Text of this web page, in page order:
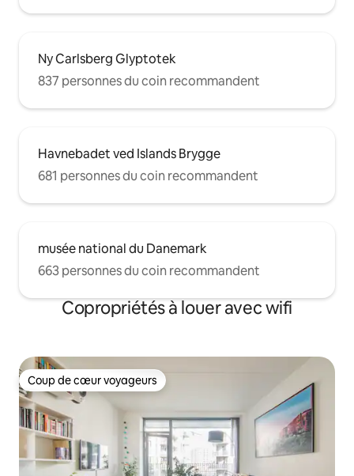
Ny Carlsberg Glyptotek
837 personnes du coin recommandent
Havnebadet ved Islands Brygge
681 personnes du coin recommandent
musée national du Danemark
663 personnes du coin recommandent
Copropriétés à louer avec wifi
Coup de cœur voyageurs
Coup de cœur voyageurs